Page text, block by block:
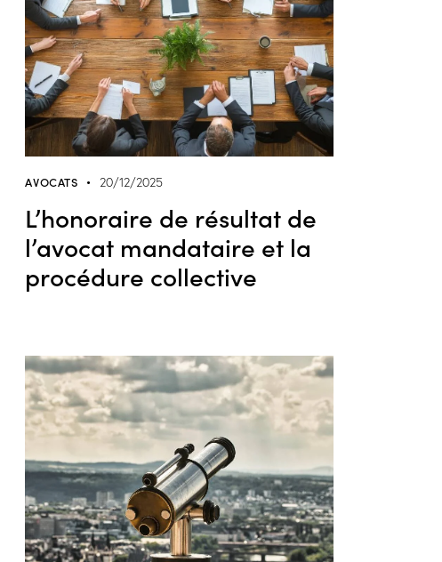
AVOCATS 20/12/2025
L’honoraire de résultat de
l’avocat mandataire et la
procédure collective